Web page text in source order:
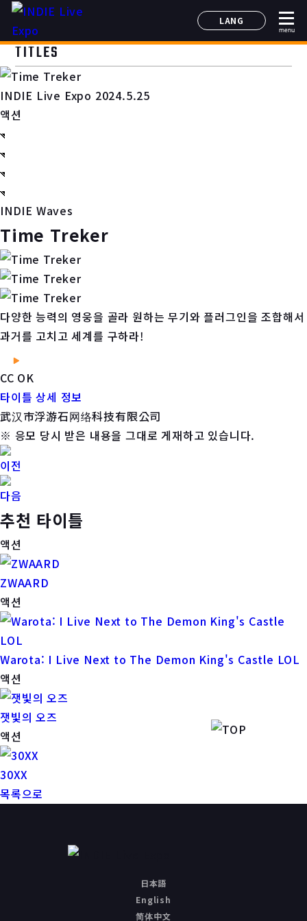
LANG
日本語
menu
TITLES
INDIE Live Expo 2024.5.25
액션
INDIE Waves
Time Treker
다양한 능력의 영웅을 골라 원하는 무기와 플러그인을 조합해서
과거를 고치고 세계를 구하라!
CC OK
타이틀 상세 정보
武汉市浮游石网络科技有限公司
※ 응모 당시 받은 내용을 그대로 게재하고 있습니다.
이전
다음
추천 타이틀
액션
ZWAARD
액션
Warota: I Live Next to The Demon King's Castle LOL
액션
잿빛의 오즈
액션
30XX
목록으로
日本語
English
简体中文